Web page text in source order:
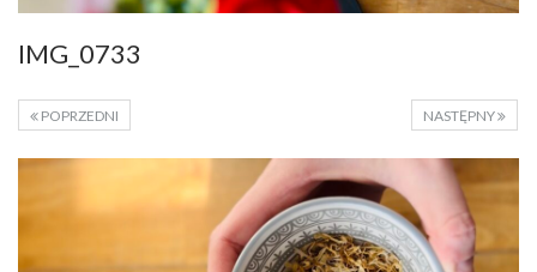
IMG_0733
NASTĘPNY
POPRZEDNI